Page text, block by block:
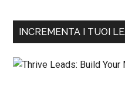
INCREMENTA I TUOI